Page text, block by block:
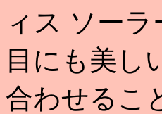
ィス ソー
目にも美し
合わせるこ